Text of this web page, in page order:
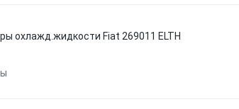
охлажд.жидкости Fiat 269011 ELTH